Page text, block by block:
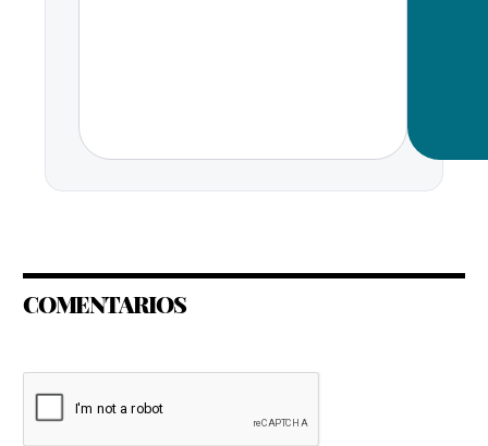
COMENTARIOS